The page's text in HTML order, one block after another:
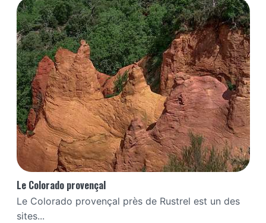
Le Colorado provençal
Le Colorado provençal près de Rustrel est un des
sites...